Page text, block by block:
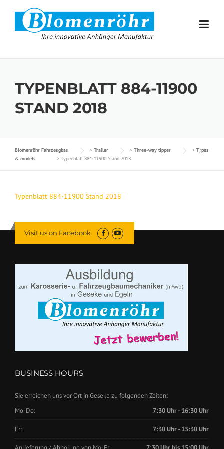
Skip to content
TYPENBLATT 884-11900
STAND 2018
Blomenröhr Fahrzeugbau > Trailer > Three-way tipper > Types
& models
> Typenblatt 884-11900 Stand 2018
Typenblatt 884-11900 Stand 2018
Visit us on Facebook
BUSINESS HOURS
Sie erreichen uns vor Ort in Geseke zu folgenden Zeiten:
Mo-Do:
7:30 Uhr - 16:30 Uhr
Fr: 7:30 Uhr - 15:30 Uhr